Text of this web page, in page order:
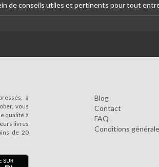
de conseils utiles et pertinents pour tout
à
vous
qualité à
livres
de 20
Blog
Contact
FAQ
Conditions